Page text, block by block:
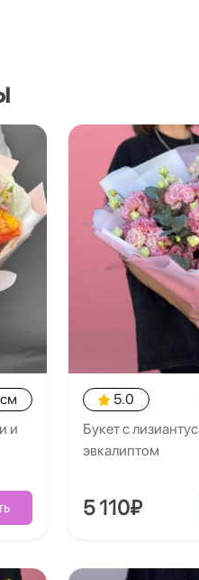
и
5.0
Букет с
эвкалиптом
5 110₽